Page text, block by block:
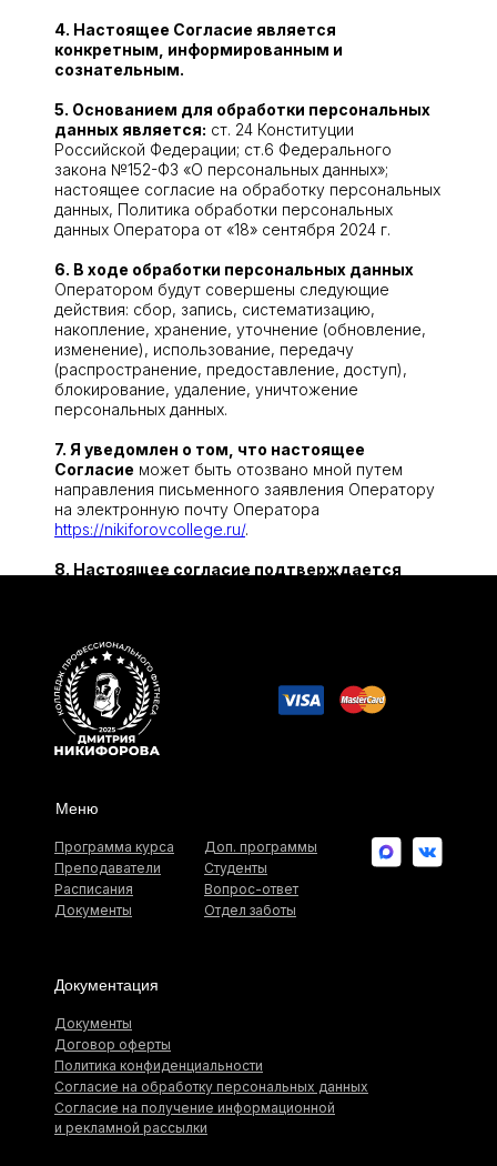
4. Настоящее Согласие является
конкретным, информированным и
сознательным.
5. Основанием для обработки персональных
данных является: ст. 24 Конституции
Российской Федерации; ст.6 Федерального
закона №152-ФЗ «О персональных данных»;
настоящее согласие на обработку персональных
данных, Политика обработки персональных
данных Оператора от «18» сентября 2024 г.
6. В ходе обработки персональных данных
Оператором будут совершены следующие
действия: сбор, запись, систематизацию,
накопление, хранение, уточнение (обновление,
изменение), использование, передачу
(распространение, предоставление, доступ),
блокирование, удаление, уничтожение
персональных данных.
7. Я уведомлен о том, что настоящее
Согласие может быть отозвано мной путем
направления письменного заявления Оператору
на электронную почту Оператора
https://nikiforovcollege.ru/.
8. Настоящее согласие подтверждается
Документация
Меню
Вопрос-ответ
Отдел заботы
Студенты
Доп. программы
Документы
Расписания
Преподаватели
Программа курса
Согласие на получение информационной
и рекламной рассылки
Согласие на обработку персональных данных
Политика конфиденциальности
Договор оферты
Документы